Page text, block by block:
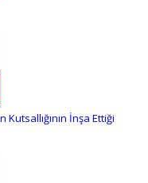
İnşa Ettiği